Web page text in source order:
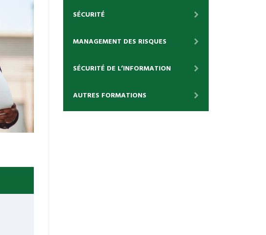
SÉCURITÉ
MANAGEMENT DES RISQUES
SÉCURITÉ DE L’INFORMATION
AUTRES FORMATIONS